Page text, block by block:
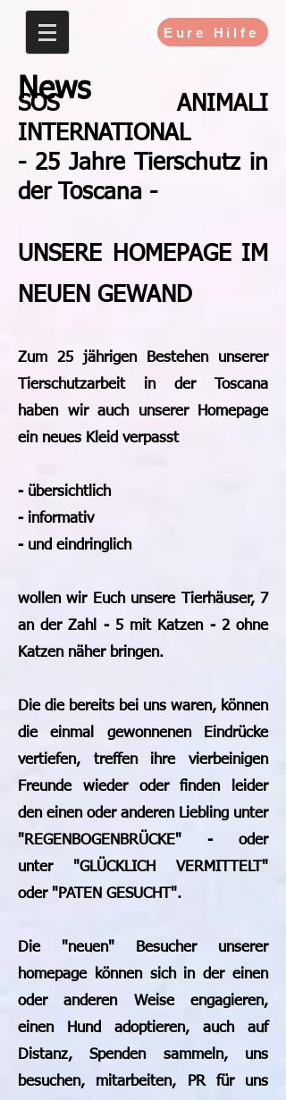
Eure Hilfe
News
SOS ANIMALI
INTERNATIONAL
- 25 Jahre Tierschutz in
der Toscana -
UNSERE HOMEPAGE IM
NEUEN GEWAND
Zum 25 jährigen Bestehen unserer
Tierschutzarbeit in der Toscana
haben wir auch unserer Homepage
ein neues Kleid verpasst
- übersichtlich
- informativ
- und eindringlich
wollen wir Euch unsere Tierhäuser, 7
an der Zahl - 5 mit Katzen - 2 ohne
Katzen näher bringen.
Die die bereits bei uns waren, können
die einmal gewonnenen Eindrücke
vertiefen, treffen ihre vierbeinigen
Freunde wieder oder finden leider
den einen oder anderen Liebling unter
"REGENBOGENBRÜCKE" - oder
unter "GLÜCKLICH VERMITTELT"
oder "PATEN GESUCHT".
Die "neuen" Besucher unserer
homepage können sich in der einen
oder anderen Weise engagieren,
einen Hund adoptieren, auch auf
Distanz, Spenden sammeln, uns
besuchen, mitarbeiten, PR für uns